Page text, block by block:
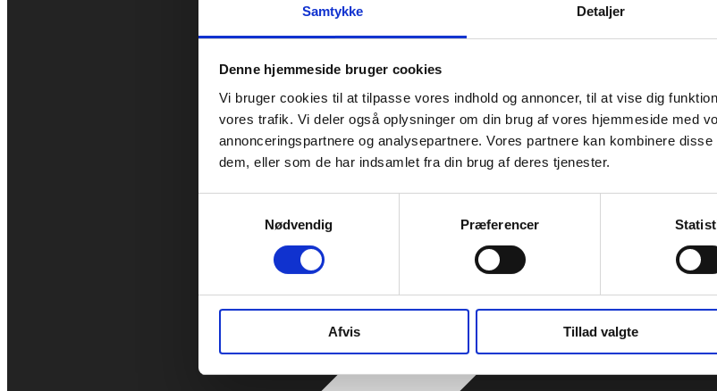
Samtykke Detaljer
Denne hjemmeside bruger cookies
Vi bruger cookies til at tilpasse vores indhold og annoncer, til at vise dig
vores trafik. Vi deler også oplysninger om din brug af vores hjemmeside med
annonceringspartnere og analysepartnere. Vores partnere kan kombinere
dem, eller som de har indsamlet fra din brug af deres tjenester.
Nødvendig
Præferencer
Afvis Tillad valgte